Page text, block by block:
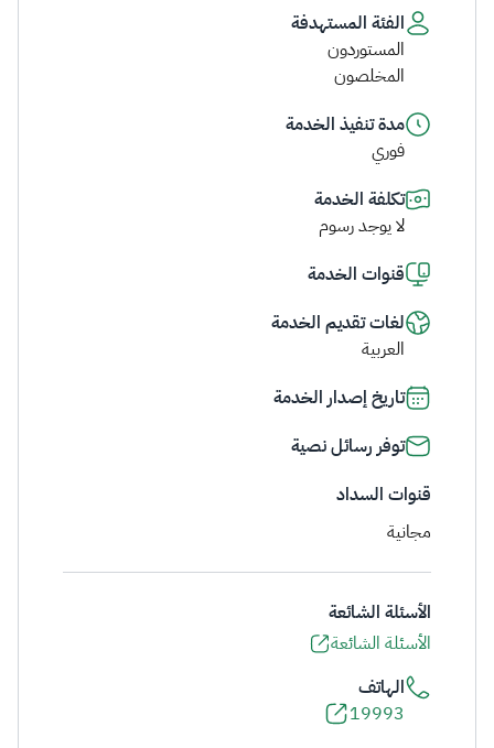
الفئة المستهدفة
المستوردون
المخلصون
مدة تنفيذ الخدمة
فوري
تكلفة الخدمة
لا يوجد رسوم
قنوات الخدمة
لغات تقديم الخدمة
العربية
تاريخ إصدار الخدمة
توفر رسائل نصية
قنوات السداد
مجانية
الأسئلة الشائعة
الأسئلة الشائعة
الهاتف
19993